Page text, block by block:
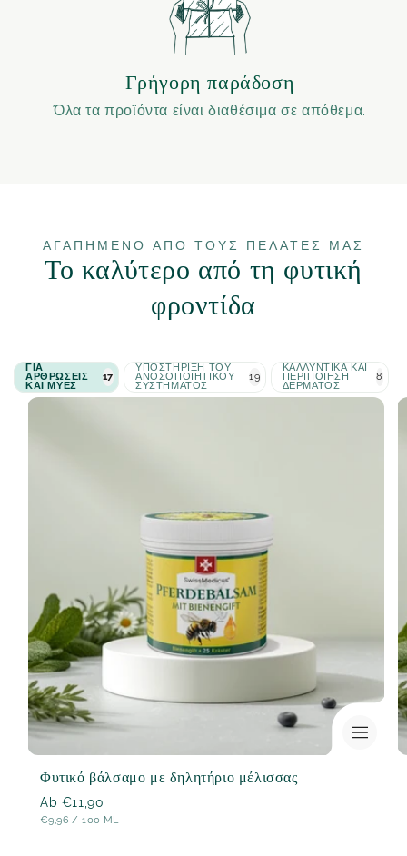
Γρήγορη παράδοση
Όλα τα προϊόντα είναι διαθέσιμα σε απόθεμα.
ΑΓΑΠΗΜΈΝΟ ΑΠΌ ΤΟΥΣ ΠΕΛΆΤΕΣ ΜΑΣ
Το καλύτερο από τη φυτική
φροντίδα
ΓΙΑ
ΑΡΘΡΏΣΕΙΣ
ΚΑΙ ΜΎΕΣ
17
ΥΠΟΣΤΉΡΙΞΗ ΤΟΥ
ΑΝΟΣΟΠΟΙΗΤΙΚΟΎ
ΣΥΣΤΉΜΑΤΟΣ
19
ΚΑΛΛΥΝΤΙΚΆ ΚΑΙ
ΠΕΡΙΠΟΊΗΣΗ
ΔΈΡΜΑΤΟΣ
8
Φυτικό βάλσαμο με δηλητήριο μέλισσας
Normaler
Preis
Ab €11,90
STÜCK
€9,96 / ΑΝΆ
100 ML